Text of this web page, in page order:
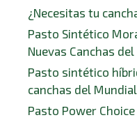
¿Necesitas tu
Pasto Sintético
Nuevas Canchas
Pasto sintético
canchas del
Pasto Power